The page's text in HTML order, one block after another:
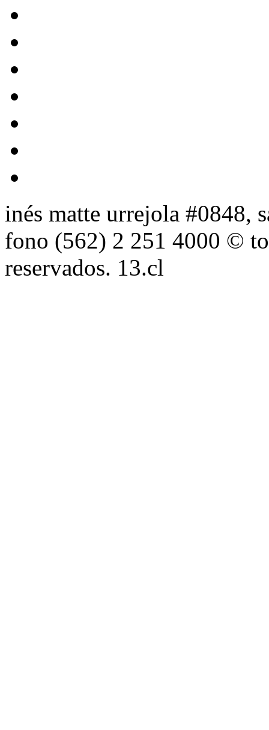
inés matte urrejola #0848,
fono (562) 2 251 4000 ©
reservados. 13.cl